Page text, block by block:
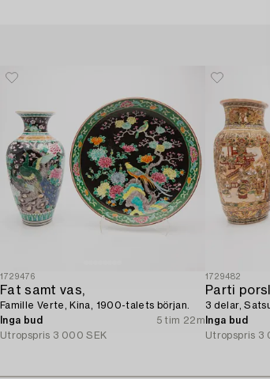
1729476
Fat samt vas,
Famille Verte, Kina, 1900-talets början.
Inga bud
5 tim 22m
Utropspris 3 000 SEK
1729482
Parti
3 delar,
Inga bud
Utropspris 3